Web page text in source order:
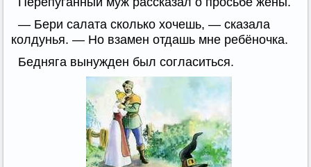
— Бери салата сколько хочешь, — сказала
колдунья. — Но взамен отдашь мне ребёночка.
Бедняга вынужден был согласиться.